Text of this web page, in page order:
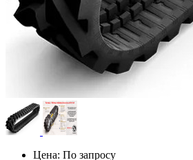
Цена: По запросу